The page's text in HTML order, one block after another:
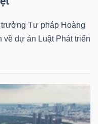
Tư pháp Hoàng
về dự án Luật Phát triển